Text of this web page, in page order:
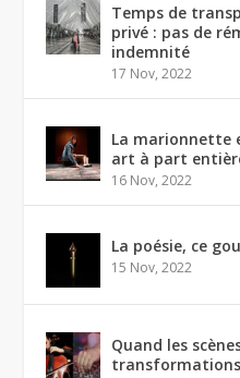
Temps de
privé : pas de
indemnité
17 Nov, 2022
La marionnette
art à part
16 Nov, 2022
La poésie, ce
15 Nov, 2022
Quand les